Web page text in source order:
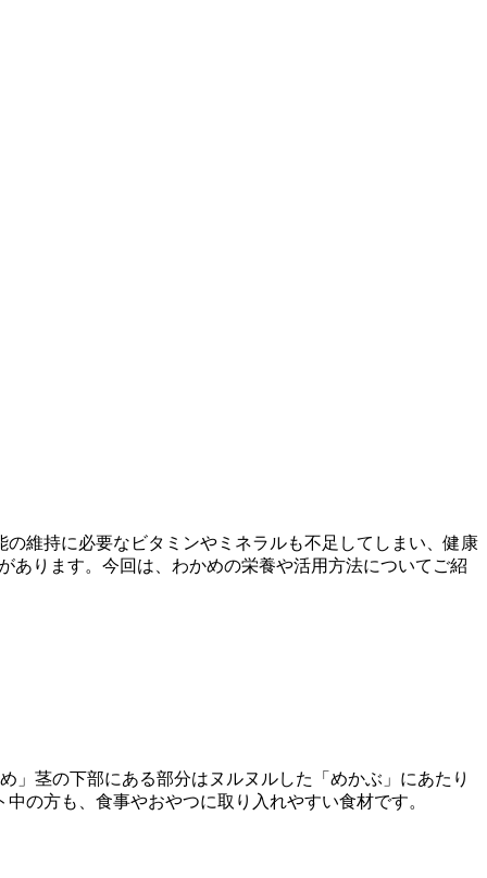
維持に必要なビタミンやミネラルも不足してしまい、健康
あります。今回は、わかめの栄養や活用方法についてご紹
」茎の下部にある部分はヌルヌルした「めかぶ」にあたり
の方も、食事やおやつに取り入れやすい食材です。